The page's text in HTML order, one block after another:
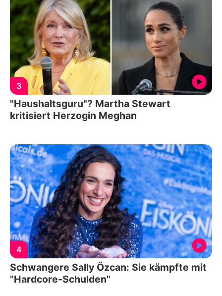
3
"Haushaltsguru"? Martha Stewart
kritisiert Herzogin Meghan
4
Schwangere Sally Özcan: Sie kämpfte mit
"Hardcore-Schulden"